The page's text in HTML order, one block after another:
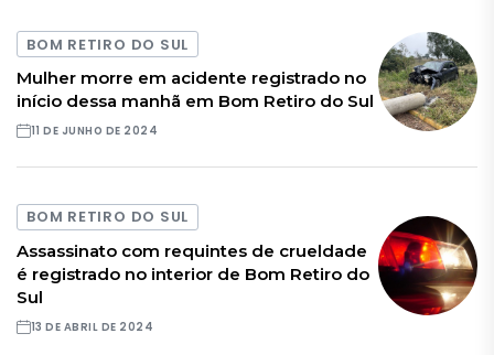
BOM RETIRO DO SUL
Mulher morre em acidente registrado no
início dessa manhã em Bom Retiro do Sul
11 DE JUNHO DE 2024
BOM RETIRO DO SUL
Assassinato com requintes de crueldade
é registrado no interior de Bom Retiro do
Sul
13 DE ABRIL DE 2024